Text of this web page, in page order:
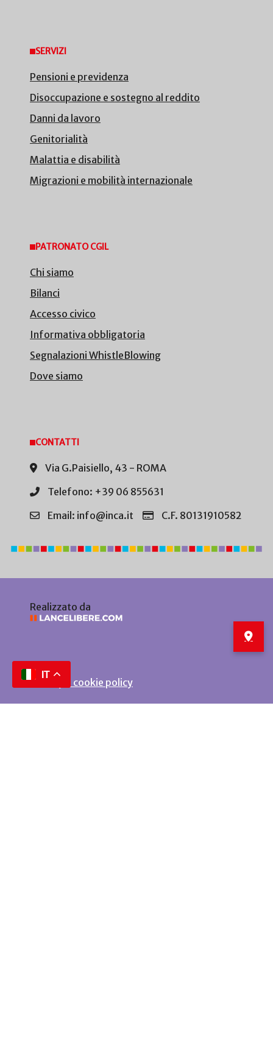
SERVIZI
Pensioni e previdenza
Disoccupazione e sostegno al reddito
Danni da lavoro
Genitorialità
Malattia e disabilità
Migrazioni e mobilità internazionale
PATRONATO CGIL
Chi siamo
Bilanci
Accesso civico
Informativa obbligatoria
Segnalazioni WhistleBlowing
Dove siamo
CONTATTI
Via G.Paisiello, 43 - ROMA
Telefono: +39 06 855631
Email: info@inca.it
C.F. 80131910582
Realizzato da
Privacy e cookie policy
IT